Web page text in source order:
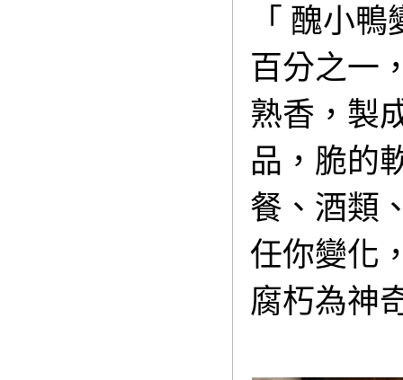
「 醜小
百分之一
熟香，製
品，脆的
餐、酒類
任你變化
腐朽為神